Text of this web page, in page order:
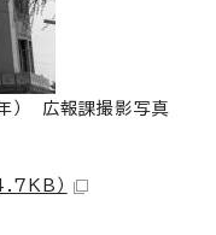
） 広報課撮影写真
）